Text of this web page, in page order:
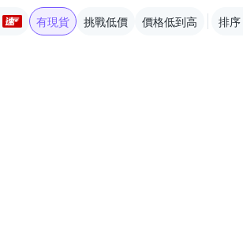
有現貨 挑戰低價 價格低到高 排序